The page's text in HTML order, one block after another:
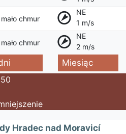
mało chmur
NE
1 m/s
mało chmur
NE
2 m/s
Miesiąc
Hradec nad Moravicí